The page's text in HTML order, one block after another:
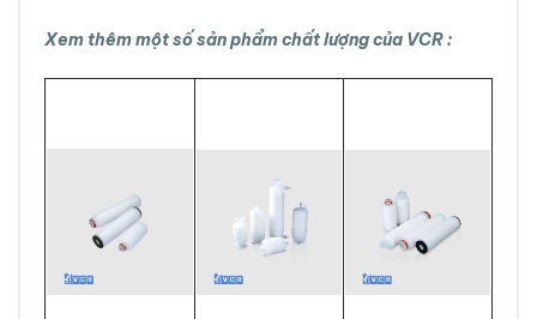
Xem thêm một số sản phẩm chất lượng của VCR :